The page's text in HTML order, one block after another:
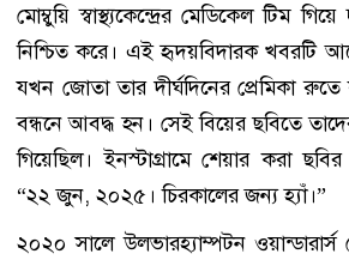
মোম্বুয়ি স্বাস্থ্যকেন্দ্রের মেডিকেল টিম
নিশ্চিত করে। এই হৃদয়বিদারক খবরটি
যখন জোতা তার দীর্ঘদিনের প্রেমিকা রুতে
বন্ধনে আবদ্ধ হন। সেই বিয়ের ছবিতে
গিয়েছিল। ইনস্টাগ্রামে শেয়ার করা
“২২ জুন, ২০২৫। চিরকালের জন্য হ্যাঁ।”
২০২০ সালে উলভারহ্যাম্পটন